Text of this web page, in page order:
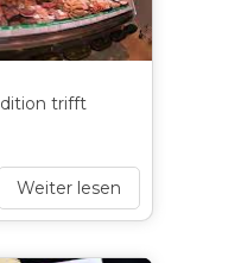
trifft
Weiter lesen